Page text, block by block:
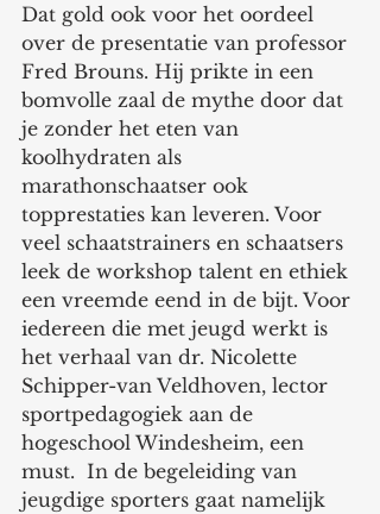
Dat gold ook voor het oordeel
over de presentatie van professor
Fred Brouns. Hij prikte in een
bomvolle zaal de mythe door dat
je zonder het eten van
koolhydraten als
marathonschaatser ook
topprestaties kan leveren. Voor
veel schaatstrainers en schaatsers
leek de workshop talent en ethiek
een vreemde eend in de bijt. Voor
iedereen die met jeugd werkt is
het verhaal van dr. Nicolette
Schipper-van Veldhoven, lector
sportpedagogiek aan de
hogeschool Windesheim, een
must.  In de begeleiding van
jeugdige sporters gaat namelijk